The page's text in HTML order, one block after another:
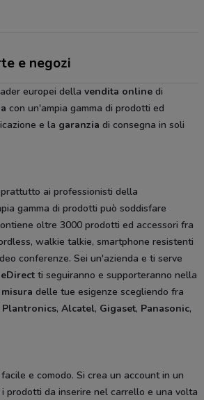
e negozi
europei della vendita online di
con un'ampia gamma di prodotti ed
e la garanzia di consegna in soli
ai professionisti della
gamma di prodotti può soddisfare
oltre 3000 prodotti ed accessori fra
walkie talkie, smartphone resistenti
conferenze. Sei un'azienda e ti serve
ti seguiranno e supporteranno nella
misura delle tue esigenze scegliendo fra
Plantronics, Alcatel, Gigaset, Panasonic,
e comodo. Si crea un account in un
prodotti da inserire nel carrello e una volta